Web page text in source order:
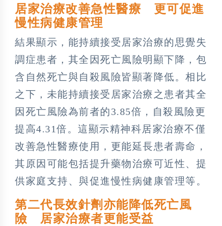
居家治療改善急性醫療 更可促進
慢性病健康管理
結果顯示，能持續接受居家治療的思覺失
調症患者，其全因死亡風險明顯下降，包
含自然死亡與自殺風險皆顯著降低。相比
之下，未能持續接受居家治療之患者其全
因死亡風險為前者的3.85倍，自殺風險更
提高4.31倍。這顯示精神科居家治療不僅
改善急性醫療使用，更能延長患者壽命，
其原因可能包括提升藥物治療可近性、提
供家庭支持、與促進慢性病健康管理等。
第二代長效針劑亦能降低死亡風
險 居家治療者更能受益